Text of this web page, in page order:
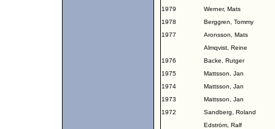
1979
Werner, Mats
1978
Berggren, Tommy
1977
Aronsson, Mats
Almqvist, Reine
1976
Backe, Rutger
1975
Mattsson, Jan
1974
Mattsson, Jan
1973
Mattsson, Jan
1972
Sandberg, Roland
Edström, Ralf